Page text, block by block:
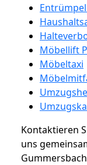
Möbellift
Möbeltaxi
Kontaktieren
uns